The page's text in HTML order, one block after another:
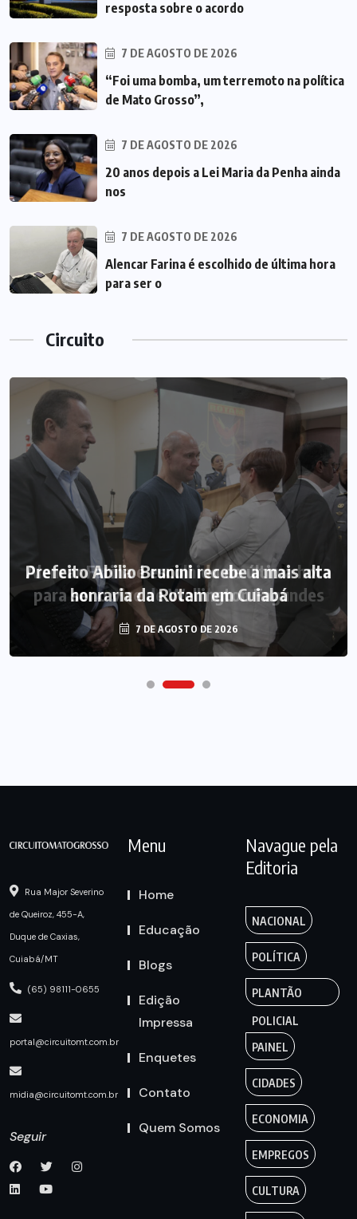
resposta sobre o acordo
7 DE AGOSTO DE 2026
“Foi uma bomba, um terremoto na política
de Mato Grosso”,
7 DE AGOSTO DE 2026
20 anos depois a Lei Maria da Penha ainda
nos
7 DE AGOSTO DE 2026
Alencar Farina é escolhido de última hora
para ser o
Circuito
Prefeito Abilio Brunini recebe a mais alta
honraria da Rotam em Cuiabá
7 DE AGOSTO DE 2026
Rua Major Severino
de Queiroz, 455-A,
Duque de Caxias,
Cuiabá/MT
(65) 98111-0655
portal@circuitomt.com.br
midia@circuitomt.com.br
Seguir
Menu
Home
Educação
Blogs
Edição
Impressa
Enquetes
Contato
Quem Somos
Navague pela
Editoria
NACIONAL
POLÍTICA
PLANTÃO
POLICIAL
PAINEL
CIDADES
ECONOMIA
EMPREGOS
CULTURA